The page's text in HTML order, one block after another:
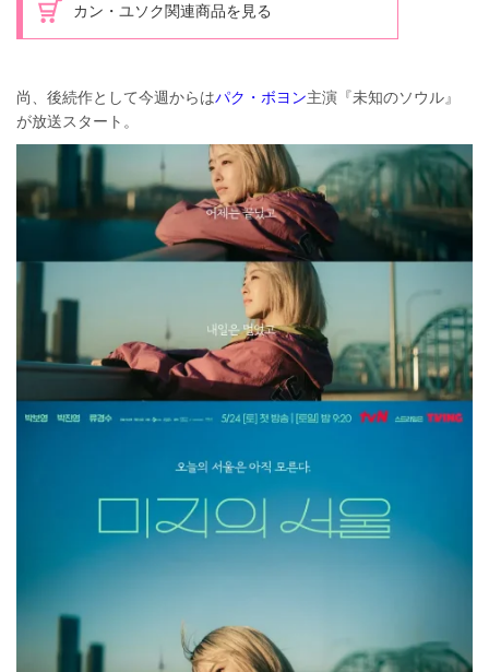
カン・ユソク関連商品を見る
尚、後続作として今週からはパク・ボヨン主演『未知のソウル』
が放送スタート。